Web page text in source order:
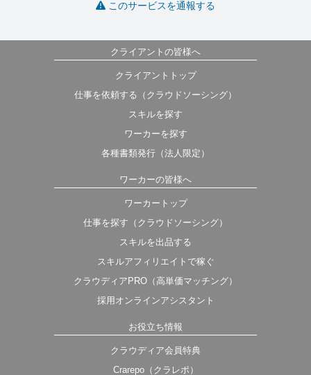
このサービスを通報する
クライアントの皆様へ
クライアントトップ
仕事を依頼する（クラウドソーシング）
スキルを探す
ワーカーを探す
各種書類発行（法人限定）
ワーカーの皆様へ
ワーカートップ
仕事を探す（クラウドソーシング）
スキルを出品する
スキルアフィリエイトで稼ぐ
クラウディアPRO（高単価マッチング）
採用オンラインアシスタント
お役立ち情報
クラウディア会員特典
Crarepo（クラレポ）